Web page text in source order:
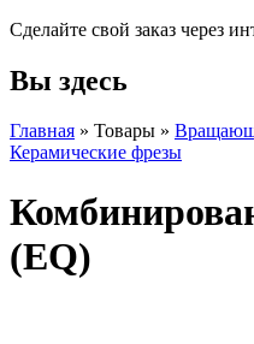
Сделайте свой заказ через
Вы здесь
Главная » Товары »
Керамические фрезы
(EQ)